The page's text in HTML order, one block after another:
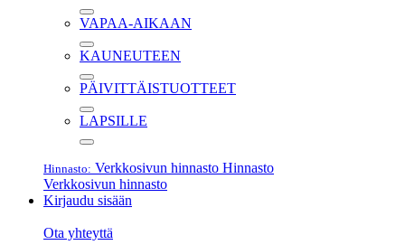
VAPAA-AIKAAN
KAUNEUTEEN
PÄIVITTÄISTUOTTEET
LAPSILLE
Hinnasto: Verkkosivun hinnasto Hinnasto
Verkkosivun hinnasto
Kirjaudu sisään
Ota yhteyttä